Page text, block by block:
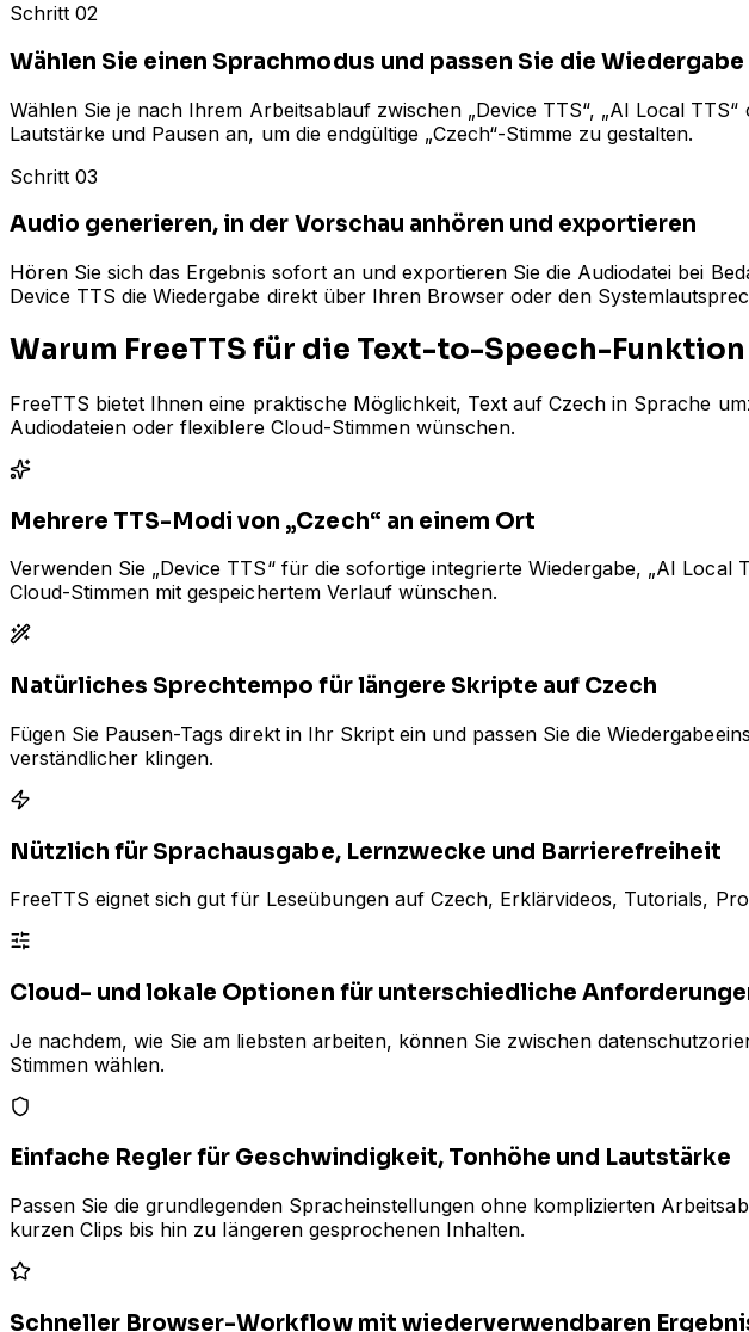
Schritt 02
Wählen Sie einen Sprachmodus und passen Sie die Wiedergabe
Wählen Sie je nach Ihrem Arbeitsablauf zwischen „Device TTS“, „AI Local
Lautstärke und Pausen an, um die endgültige „Czech“-Stimme zu gestalten.
Schritt 03
Audio generieren, in der Vorschau anhören und exportieren
Hören Sie sich das Ergebnis sofort an und exportieren Sie die Audiodatei bei
Device TTS die Wiedergabe direkt über Ihren Browser oder den
Warum FreeTTS für die Text-to-Speech-
FreeTTS bietet Ihnen eine praktische Möglichkeit, Text auf Czech in Sprache
Audiodateien oder flexiblere Cloud-Stimmen wünschen.
Mehrere TTS-Modi von „Czech“ an einem Ort
Verwenden Sie „Device TTS“ für die sofortige integrierte Wiedergabe, „AI
Cloud-Stimmen mit gespeichertem Verlauf wünschen.
Natürliches Sprechtempo für längere Skripte auf Czech
Fügen Sie Pausen-Tags direkt in Ihr Skript ein und passen Sie die
verständlicher klingen.
Nützlich für Sprachausgabe, Lernzwecke und Barrierefreiheit
FreeTTS eignet sich gut für Leseübungen auf Czech, Erklärvideos, Tutorials,
Cloud- und lokale Optionen für unterschiedliche
Je nachdem, wie Sie am liebsten arbeiten, können Sie zwischen
Stimmen wählen.
Einfache Regler für Geschwindigkeit, Tonhöhe und Lautstärke
Passen Sie die grundlegenden Spracheinstellungen ohne komplizierten
kurzen Clips bis hin zu längeren gesprochenen Inhalten.
Schneller Browser-Workflow mit wiederverwendbaren